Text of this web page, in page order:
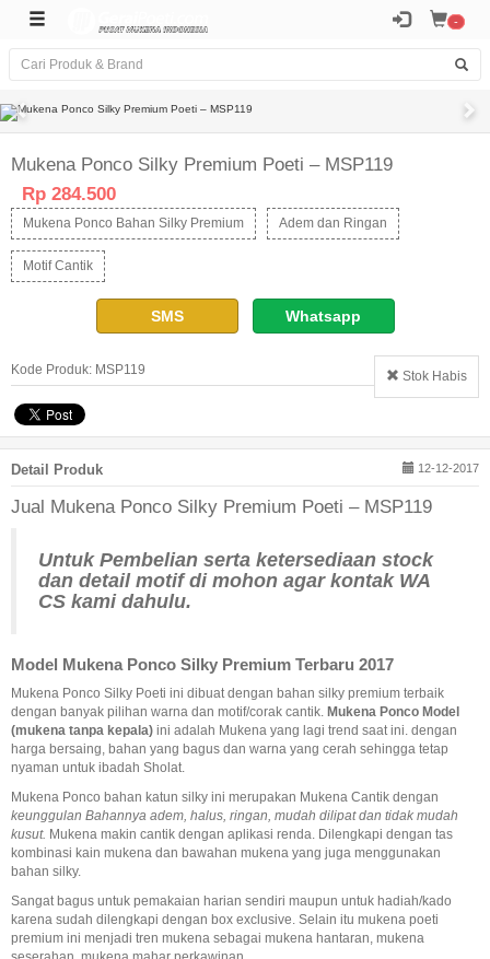
-
Mukena Ponco Silky Premium Poeti – MSP119
Rp 284.500
Mukena Ponco Bahan Silky Premium Adem dan Ringan
Motif Cantik
SMS Whatsapp
Kode Produk: MSP119 Stok Habis
Detail Produk 12-12-2017
Jual Mukena Ponco Silky Premium Poeti – MSP119
Untuk Pembelian serta ketersediaan stock
dan detail motif di mohon agar kontak WA
CS kami dahulu.
Model Mukena Ponco Silky Premium Terbaru 2017
Mukena Ponco Silky Poeti ini dibuat dengan bahan silky premium terbaik
dengan banyak pilihan warna dan motif/corak cantik. Mukena Ponco Model
(mukena tanpa kepala) ini adalah Mukena yang lagi trend saat ini. dengan
harga bersaing, bahan yang bagus dan warna yang cerah sehingga tetap
nyaman untuk ibadah Sholat.
Mukena Ponco bahan katun silky ini merupakan Mukena Cantik dengan
keunggulan Bahannya adem, halus, ringan, mudah dilipat dan tidak mudah
kusut. Mukena makin cantik dengan aplikasi renda. Dilengkapi dengan tas
kombinasi kain mukena dan bawahan mukena yang juga menggunakan
bahan silky.
Sangat bagus untuk pemakaian harian sendiri maupun untuk hadiah/kado
karena sudah dilengkapi dengan box exclusive. Selain itu mukena poeti
premium ini menjadi tren mukena sebagai mukena hantaran, mukena